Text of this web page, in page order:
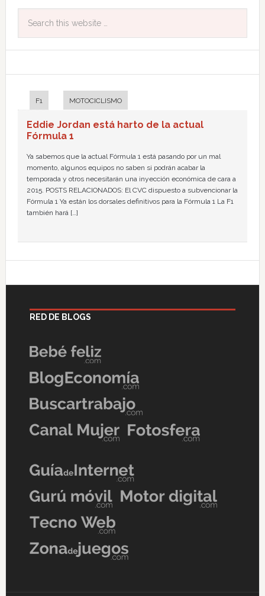
F1 MOTOCICLISMO
Eddie Jordan está harto de la actual
Fórmula 1
Ya sabemos que la actual Fórmula 1 está pasando por un mal
momento, algunos equipos no saben si podrán acabar la
temporada y otros necesitarán una inyección económica de cara a
2015. POSTS RELACIONADOS: El CVC dispuesto a subvencionar la
Fórmula 1 Ya están los dorsales definitivos para la Fórmula 1 La F1
también hará […]
RED DE BLOGS